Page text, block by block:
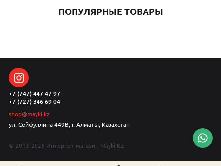
ПОПУЛЯРНЫЕ ТОВАРЫ
+7 (747) 447 47 97
+7 (727) 346 69 04
shop@mayki.kz
ул. Сейфуллина 449В, г. Алматы, Казахстан
© 2013-2026 Интернет-магазин Mayki.Kz